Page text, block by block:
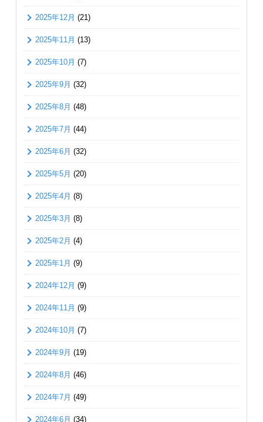
2025年12月 (21)
2025年11月 (13)
2025年10月 (7)
2025年9月 (32)
2025年8月 (48)
2025年7月 (44)
2025年6月 (32)
2025年5月 (20)
2025年4月 (8)
2025年3月 (8)
2025年2月 (4)
2025年1月 (9)
2024年12月 (9)
2024年11月 (9)
2024年10月 (7)
2024年9月 (19)
2024年8月 (46)
2024年7月 (49)
2024年6月 (34)